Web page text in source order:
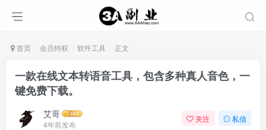
首页 会员特权 软件工具 正文
一款在线文本转语音工具，包含多种真人音色，一
键免费下载。
艾哥
4年前发布
关注 私信